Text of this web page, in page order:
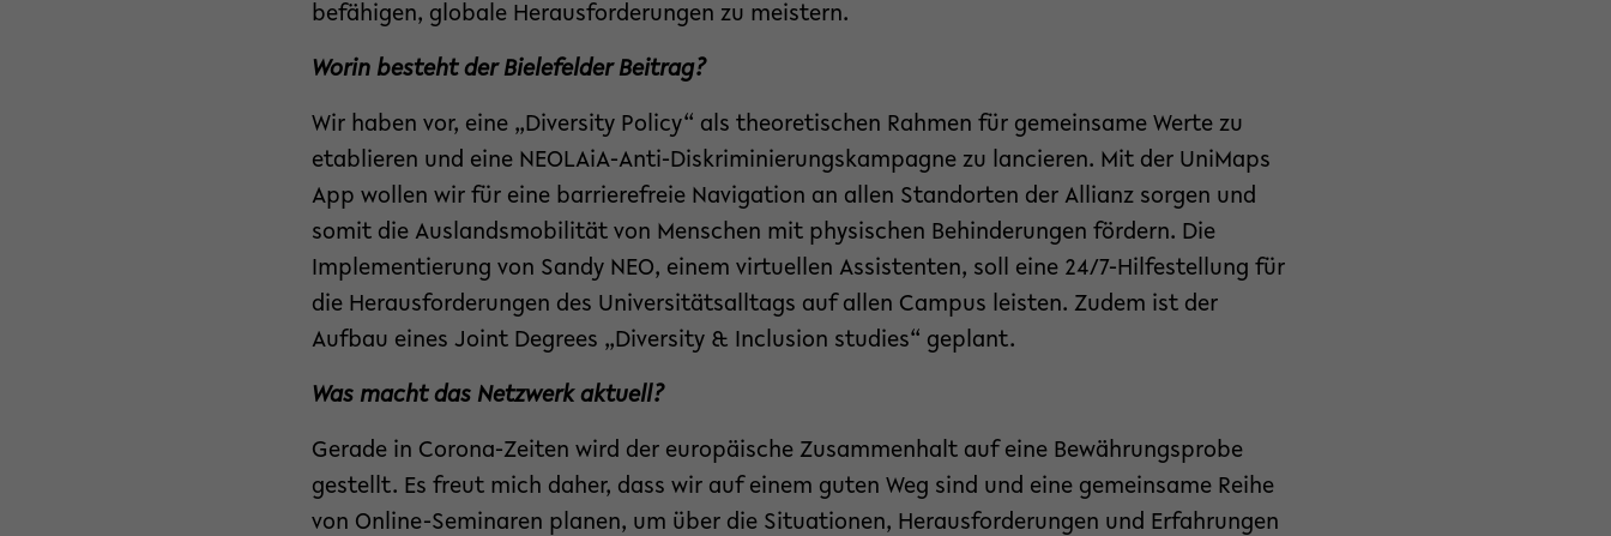
befähigen, globale Herausforderungen zu meistern.
Worin besteht der Bielefelder Beitrag?
Wir haben vor, eine „Diversity Policy“ als theoretischen Rahmen für gemeinsame Werte zu
etablieren und eine NEOLAiA-Anti-Diskriminierungskampagne zu lancieren. Mit der UniMaps
App wollen wir für eine barrierefreie Navigation an allen Standorten der Allianz sorgen und
somit die Auslandsmobilität von Menschen mit physischen Behinderungen fördern. Die
Implementierung von Sandy NEO, einem virtuellen Assistenten, soll eine 24/7-Hilfestellung für
die Herausforderungen des Universitätsalltags auf allen Campus leisten. Zudem ist der
Aufbau eines Joint Degrees „Diversity & Inclusion studies“ geplant.
Was macht das Netzwerk aktuell?
Gerade in Corona-Zeiten wird der europäische Zusammenhalt auf eine Bewährungsprobe
gestellt. Es freut mich daher, dass wir auf einem guten Weg sind und eine gemeinsame Reihe
von Online-Seminaren planen, um über die Situationen, Herausforderungen und Erfahrungen